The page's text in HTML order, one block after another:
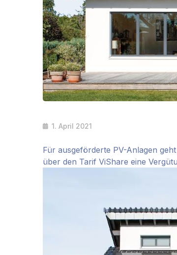
1. April 2021
Für ausgeförderte PV-Anlagen
über den Tarif ViShare eine